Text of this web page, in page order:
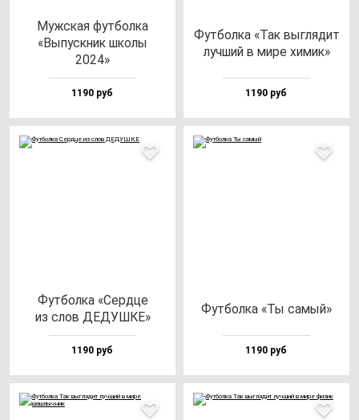
Муж­ская фут­бол­ка
«Выпус­кник шко­лы
2024»
1190 руб
Фут­бол­ка «Так выг­ля­дит
луч­ший в ми­ре хи­мик»
1190 руб
Фут­бол­ка «Сер­дце
из слов ДЕДУШКЕ»
1190 руб
Фут­бол­ка «Ты са­мый»
1190 руб